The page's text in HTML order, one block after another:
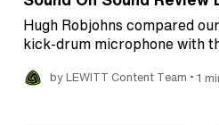
Hugh Robjohns compared
kick-drum microphone with
by LEWITT Content Team • 1